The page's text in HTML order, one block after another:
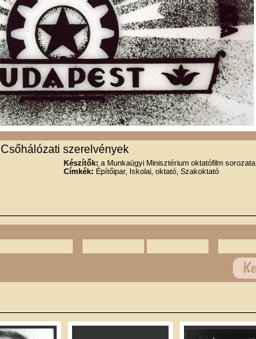
Csőhálózati szerelvények
Készítők: a Munkaügyi Minisztérium oktatófilm sorozata
Címkék: Építőipar, Iskolai, oktató, Szakoktató